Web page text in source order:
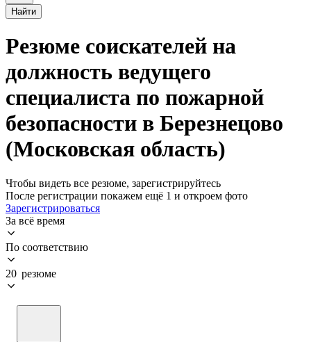
Найти
Резюме соискателей на
должность ведущего
специалиста по пожарной
безопасности в Березнецово
(Московская область)
Чтобы видеть все резюме, зарегистрируйтесь
После регистрации покажем ещё 1 и откроем фото
Зарегистрироваться
За всё время
По соответствию
20 резюме